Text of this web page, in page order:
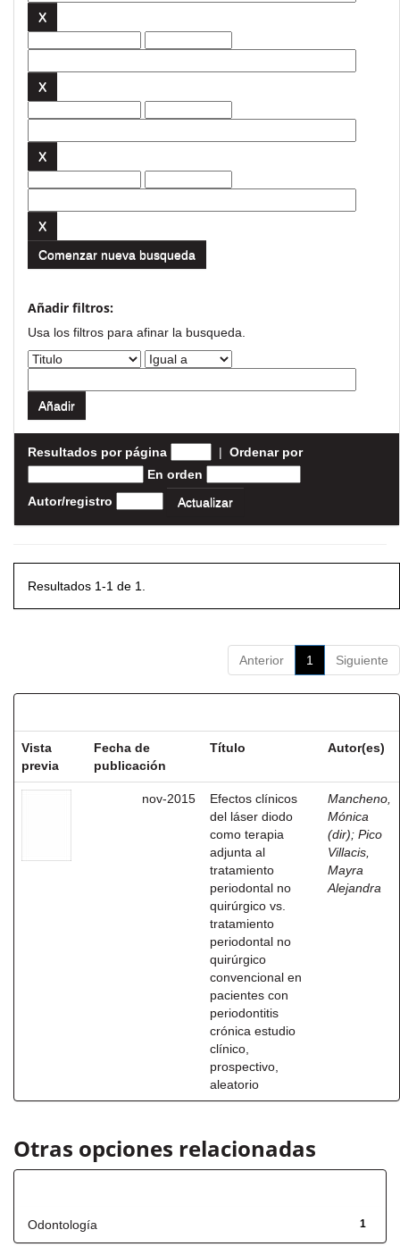
Comenzar nueva busqueda
Añadir filtros:
Usa los filtros para afinar la busqueda.
Resultados por página | Ordenar por
En orden
Autor/registro
Resultados 1-1 de 1.
Anterior 1 Siguiente
Vista
previa
Fecha de
publicación
Título Autor(es)
nov-2015
Efectos clínicos
del láser diodo
como terapia
adjunta al
tratamiento
periodontal no
quirúrgico vs.
tratamiento
periodontal no
quirúrgico
convencional en
pacientes con
periodontitis
crónica estudio
clínico,
prospectivo,
aleatorio
Mancheno,
Mónica
(dir); Pico
Villacis,
Mayra
Alejandra
Otras opciones relacionadas
1
Odontología